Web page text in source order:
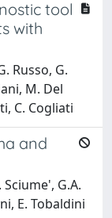
tool
with
Russo, G.
M. Del
C. Cogliati
and
G.A.
E. Tobaldini